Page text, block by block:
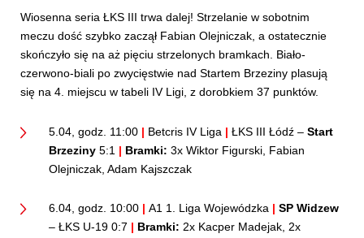
Wiosenna seria ŁKS III trwa dalej! Strzelanie w sobotnim
meczu dość szybko zaczął Fabian Olejniczak, a ostatecznie
skończyło się na aż pięciu strzelonych bramkach. Biało-
czerwono-biali po zwycięstwie nad Startem Brzeziny plasują
się na 4. miejscu w tabeli IV Ligi, z dorobkiem 37 punktów.
5.04, godz. 11:00 | Betcris IV Liga | ŁKS III Łódź – Start
Brzeziny 5:1 | Bramki: 3x Wiktor Figurski, Fabian
Olejniczak, Adam Kajszczak
6.04, godz. 10:00 | A1 1. Liga Wojewódzka | SP Widzew
– ŁKS U-19 0:7 | Bramki: 2x Kacper Madejak, 2x